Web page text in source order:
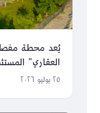
يُعد محطة
العقاري”
٢٥ يوليو ٢٠٢٦